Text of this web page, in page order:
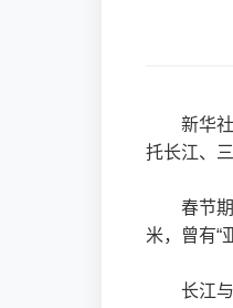
新华
托长江、
春节
米，曾有“
长江